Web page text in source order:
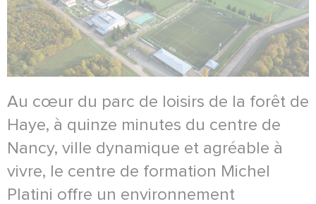
Au cœur du parc de loisirs de la forêt de
Haye, à quinze minutes du centre de
Nancy, ville dynamique et agréable à
vivre, le centre de formation Michel
Platini offre un environnement